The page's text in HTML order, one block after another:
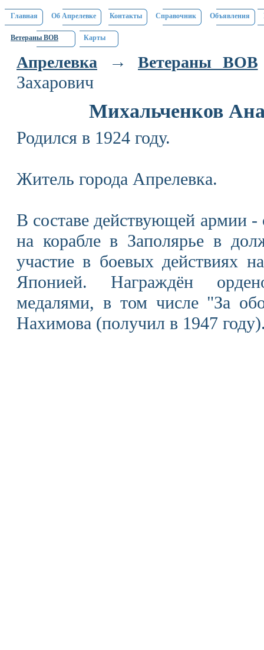
Главная Об Апрелевке Контакты Справочник Объявления
Ветераны ВОВ Карты
Апрелевка → Ветераны ВОВ
Захарович
Михальченков
Родился в 1924 году.
Житель города Апрелевка.
В составе действующей армии
на корабле в Заполярье в
участие в боевых действиях
Японией. Награждён
медалями, в том числе "За
Нахимова (получил в 1947